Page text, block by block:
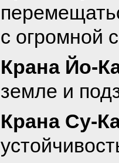
с огромной
Крана Йо-
земле и
Крана Су-